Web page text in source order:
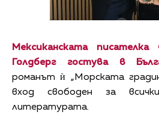
Мексиканската
Голдберг гостува в
романът ѝ „Морската
вход свободен за
литературата.